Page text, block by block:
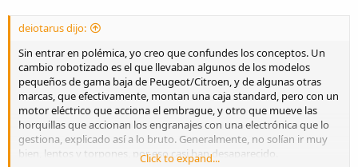
deiotarus dijo:
Sin entrar en polémica, yo creo que confundes los conceptos. Un
cambio robotizado es el que llevaban algunos de los modelos
pequeños de gama baja de Peugeot/Citroen, y de algunas otras
marcas, que efectivamente, montan una caja standard, pero con un
motor eléctrico que acciona el embrague, y otro que mueve las
horquillas que accionan los engranajes con una electrónica que lo
gestiona, explicado así a lo bruto. Generalmente, no solían ir muy
bien, lentos y torpones, por eso casi han desaparecido.
Click to expand...